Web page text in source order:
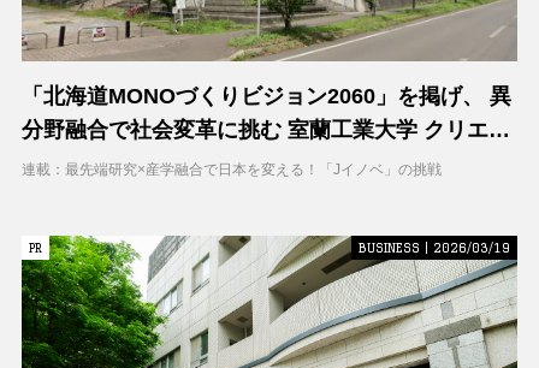
「北海道MONOづくりビジョン2060」を掲げ、 異
分野融合で社会変革に挑む 室蘭工業大学 クリエイ
ティブコラボレーションセンター（CCC）
連載：最先端研究×産学融合で日本を変える！「Jイノベ」の挑戦
PR
PR BUSINESS | 2026/03/19